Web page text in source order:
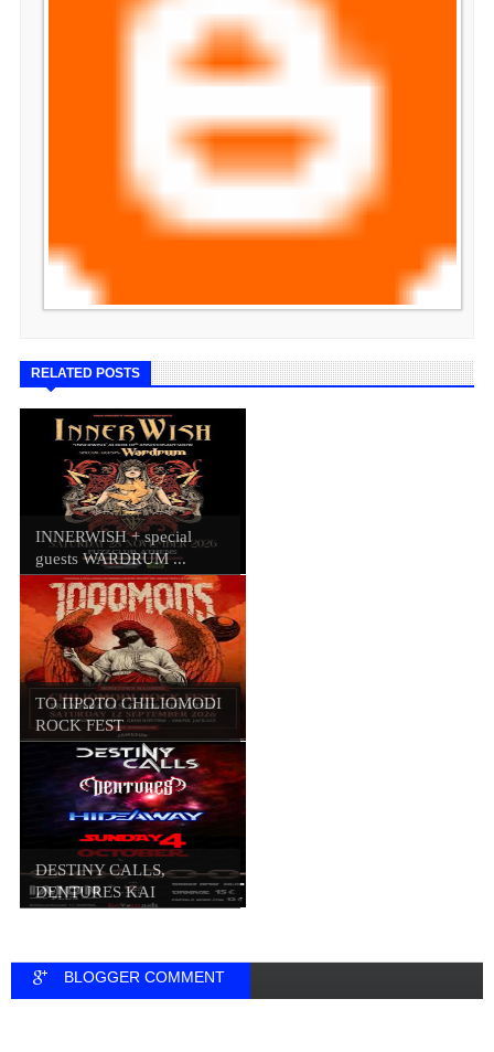
RELATED POSTS
INNERWISH + special
guests WARDRUM ...
ΤΟ ΠΡΩΤΟ CHILIOMODI
ROCK FEST
DESTINY CALLS,
DENTURES ΚΑΙ
HIDEWAY...
BLOGGER COMMENT